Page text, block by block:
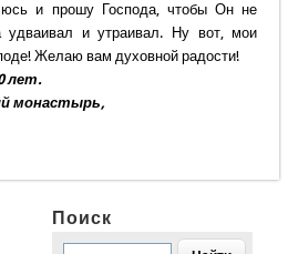
и прошу Господа, чтобы Он не
и утраивал. Ну вот, мои
Желаю вам духовной радости!
лет.
монастырь,
Поиск